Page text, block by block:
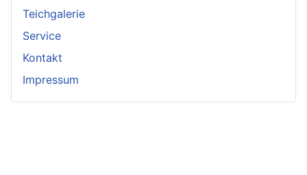
Teichgalerie
Service
Kontakt
Impressum